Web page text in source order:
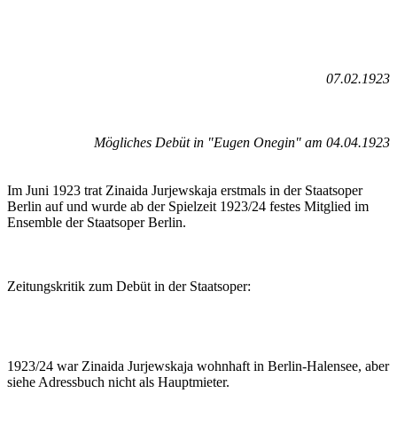
07.02.1923
Mögliches Debüt in "Eugen Onegin" am 04.04.1923
Im Juni 1923 trat Zinaida Jurjewskaja erstmals in der Staatsoper
Berlin auf und wurde ab der Spielzeit 1923/24 festes Mitglied im
Ensemble der Staatsoper Berlin.
Zeitungskritik zum Debüt in der Staatsoper:
1923/24 war Zinaida Jurjewskaja wohnhaft in Berlin-Halensee, aber
siehe Adressbuch nicht als Hauptmieter.